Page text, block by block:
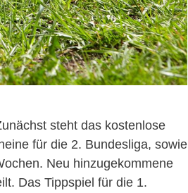
steht das kostenlose
für die 2. Bundesliga, sowie
Neu hinzugekommene
Das Tippspiel für die 1.